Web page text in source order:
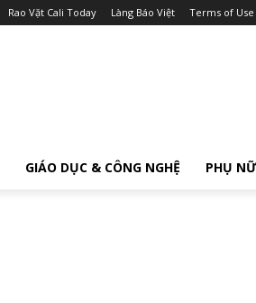
Rao Vặt Cali Today Làng Báo Việt Terms of Use
GIÁO DỤC & CÔNG NGHỆ PHỤ NỮ